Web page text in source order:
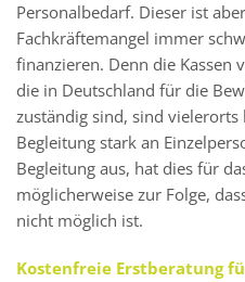
Personalbedarf. Dieser ist
Fachkräftemangel immer
finanzieren. Denn die Kassen
die in Deutschland für die
zuständig sind, sind
Begleitung stark an
Begleitung aus, hat dies für
möglicherweise zur Folge,
nicht möglich ist.
Kostenfreie Erstberatung